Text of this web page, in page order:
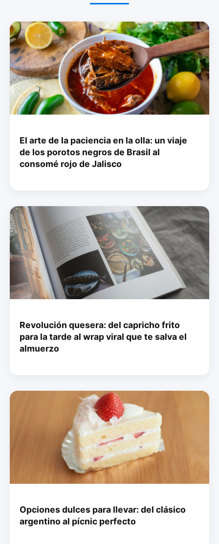
El arte de la paciencia en la olla: un viaje
de los porotos negros de Brasil al
consomé rojo de Jalisco
Revolución quesera: del capricho frito
para la tarde al wrap viral que te salva el
almuerzo
Opciones dulces para llevar: del clásico
argentino al pícnic perfecto